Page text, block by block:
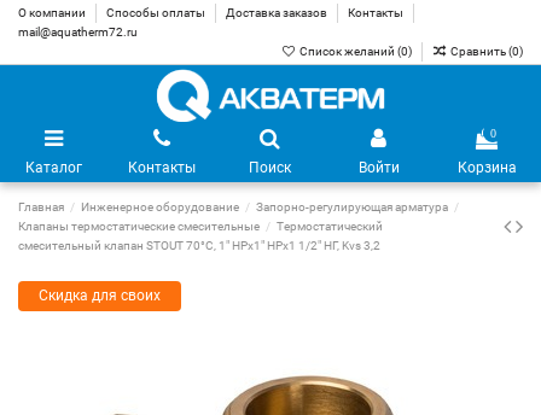
О компании Способы оплаты Доставка заказов
Контакты
mail@aquatherm72.ru
Список желаний (0) Сравнить (0)
Каталог Контакты Поиск Войти
0
Корзина
Главная Инженерное оборудование
Запорно-регулирующая арматура
Клапаны термостатические смесительные
Термостатический
смесительный клапан STOUT 70°C, 1" НРх1" НРх1 1/2" НГ, Kvs 3,2
Скидка для своих